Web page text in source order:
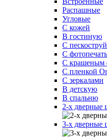
Распашные
Угловые
С кожей
В гостиную
С
С
С крашеным
С пленкой
С зеркалами
В детскую
В спальню
2-х дверные
3-х дверные